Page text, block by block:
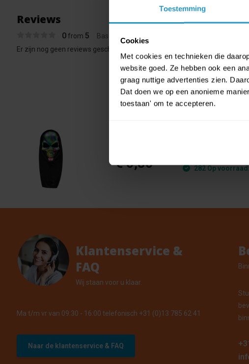
Toestemming
Cookies
Met cookies en technieken die
website goed. Ze hebben ook een
graag nuttige advertenties zien.
Dat doen we op een anonieme
toestaan' om te accepteren.
Reviews
0from 5 Based on 0 reviews
Er zijn nog geen reviews geschreven over dit product..
€ 0,80 282 Op
Klantenservice &
FAQ
Wij staan voor u klaar.
Ma t/m vr van 09:30 - 16:00 telefonisch +31 (0)13 785 62 41
Naar de klantenservice & FAQ